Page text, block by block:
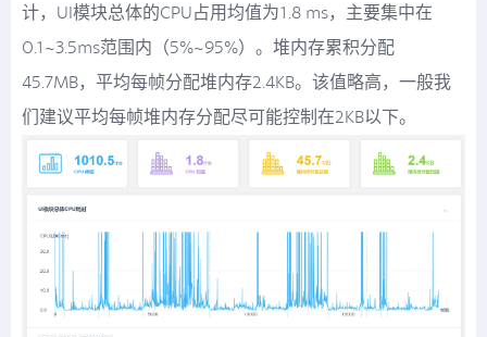
计，UI模块总体的CPU占用均值为1.8 ms，主要集中在
0.1~3.5ms范围内（5%~95%）。堆内存累积分配
45.7MB，平均每帧分配堆内存2.4KB。该值略高，一般我
们建议平均每帧堆内存分配尽可能控制在2KB以下。